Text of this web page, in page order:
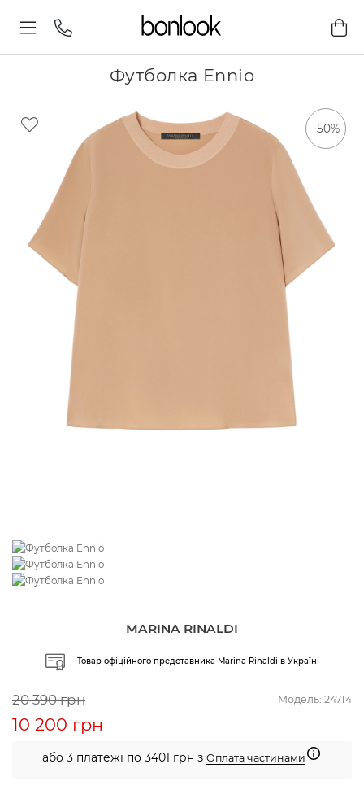
Футболка Ennio
-50%
MARINA RINALDI
Товар офіційного представника Marina Rinaldi в Україні
Модель: 24714
20 390 грн
10 200 грн
або 3 платежі по 3401 грн з Оплата частинами